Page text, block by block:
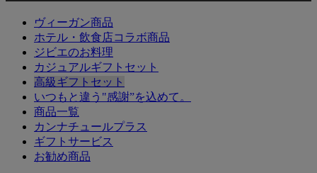
ヴィーガン商品
ホテル・飲食店コラボ商品
ジビエのお料理
カジュアルギフトセット
高級ギフトセット
いつもと違う"感謝”を込めて。
商品一覧
カンナチュールプラス
ギフトサービス
お勧め商品